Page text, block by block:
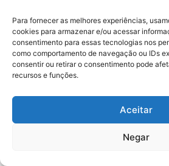
Para fornecer as melhores experiências,
cookies para armazenar e/ou acessar
consentimento para essas tecnologias nos
como comportamento de navegação ou IDs
consentir ou retirar o consentimento pode
recursos e funções.
Aceitar
Negar
Brasil: Policia Federal
antes das eleições